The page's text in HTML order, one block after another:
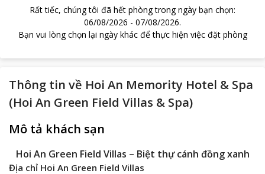
Rất tiếc, chúng tôi đã hết phòng trong ngày bạn chọn:
06/08/2026 - 07/08/2026.
Bạn vui lòng chọn lại ngày khác để thực hiện việc đặt phòng
Thông tin về Hoi An Memority Hotel & Spa
(Hoi An Green Field Villas & Spa)
Mô tả khách sạn
Hoi An Green Field Villas – Biệt thự cánh đồng xanh
Địa chỉ Hoi An Green Field Villas